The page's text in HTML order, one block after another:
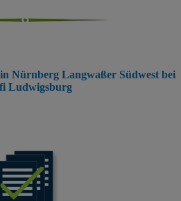
Nürnberg Langwaßer Südwest bei
Ludwigsburg